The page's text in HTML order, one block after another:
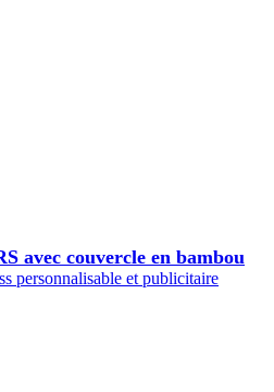
avec couvercle en bambou